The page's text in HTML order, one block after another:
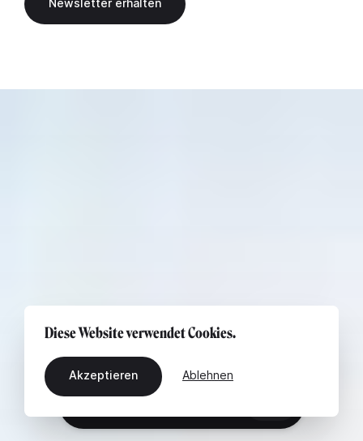
Diese Website verwendet Cookies.
Akzeptieren Ablehnen